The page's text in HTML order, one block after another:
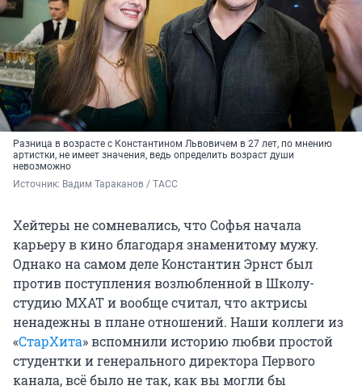
Разница в возрасте с Константином Львовичем в 27 лет, по мнению
артистки, не имеет значения, ведь определить возраст души
невозможно
Источник: Вадим Тараканов / ТАСС
Хейтеры не сомневались, что Софья начала
карьеру в кино благодаря знаменитому мужу.
Однако на самом деле Константин Эрнст был
против поступления возлюбленной в Школу-
студию МХАТ и вообще считал, что актрисы
ненадежны в плане отношений. Наши коллеги из
«СтарХита» вспомнили историю любви простой
студентки и генерального директора Первого
канала, всё было не так, как вы могли бы